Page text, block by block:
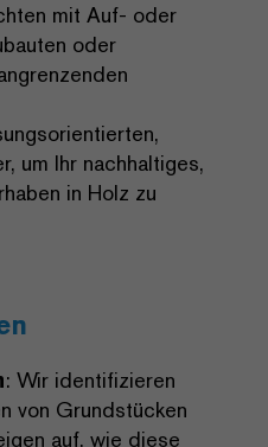
mit Auf- oder
oder
um Ihr nachhaltiges,
in Holz zu
: Wir identifizieren
von Grundstücken
auf, wie diese